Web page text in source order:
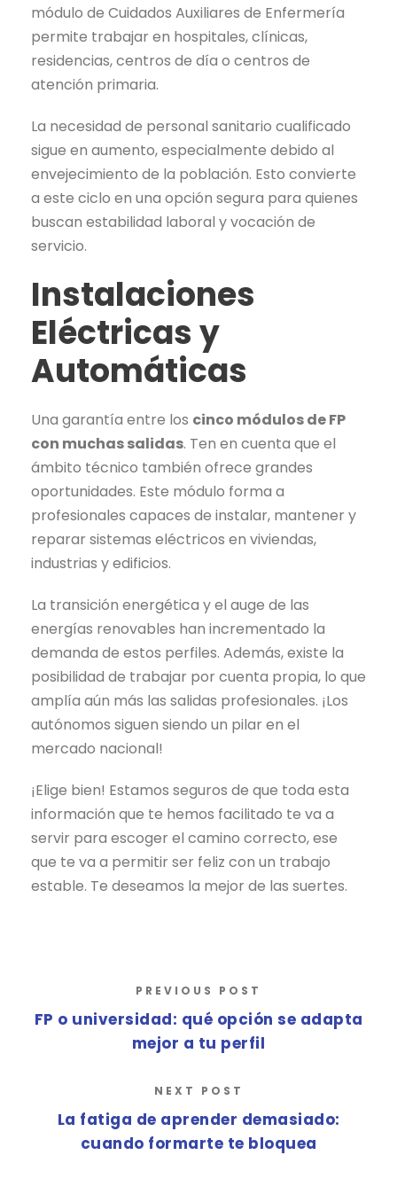
módulo de Cuidados Auxiliares de Enfermería
permite trabajar en hospitales, clínicas,
residencias, centros de día o centros de
atención primaria.
La necesidad de personal sanitario cualificado
sigue en aumento, especialmente debido al
envejecimiento de la población. Esto convierte
a este ciclo en una opción segura para quienes
buscan estabilidad laboral y vocación de
servicio.
Instalaciones
Eléctricas y
Automáticas
Una garantía entre los cinco módulos de FP
con muchas salidas. Ten en cuenta que el
ámbito técnico también ofrece grandes
oportunidades. Este módulo forma a
profesionales capaces de instalar, mantener y
reparar sistemas eléctricos en viviendas,
industrias y edificios.
La transición energética y el auge de las
energías renovables han incrementado la
demanda de estos perfiles. Además, existe la
posibilidad de trabajar por cuenta propia, lo que
amplía aún más las salidas profesionales. ¡Los
autónomos siguen siendo un pilar en el
mercado nacional!
¡Elige bien! Estamos seguros de que toda esta
información que te hemos facilitado te va a
servir para escoger el camino correcto, ese
que te va a permitir ser feliz con un trabajo
estable. Te deseamos la mejor de las suertes.
PREVIOUS POST
FP o universidad: qué opción se adapta
mejor a tu perfil
NEXT POST
La fatiga de aprender demasiado:
cuando formarte te bloquea